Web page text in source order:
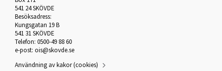
541 24 SKÖVDE
Besöksadress:
Kungsgatan 19 B
541 31 SKÖVDE
Telefon: 0500-49 88 60
e-post: ois@skovde.se
Användning av kakor (cookies)